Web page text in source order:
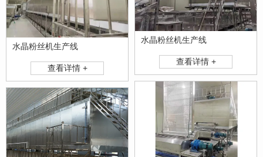
水晶粉丝机生产线
查看详情 +
水晶粉丝机生产线
查看详情 +